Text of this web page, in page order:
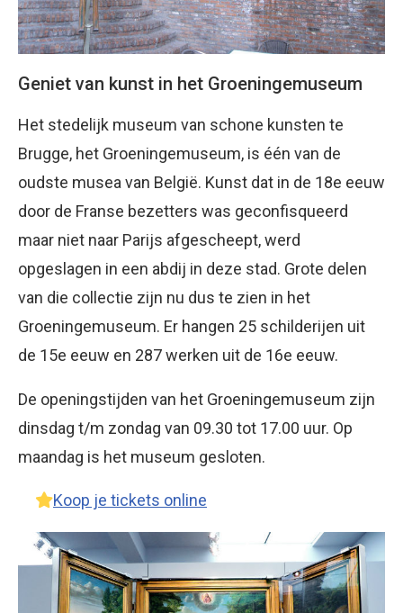
Geniet van kunst in het Groeningemuseum
Het stedelijk museum van schone kunsten te
Brugge, het Groeningemuseum, is één van de
oudste musea van België. Kunst dat in de 18e eeuw
door de Franse bezetters was geconfisqueerd
maar niet naar Parijs afgescheept, werd
opgeslagen in een abdij in deze stad. Grote delen
van die collectie zijn nu dus te zien in het
Groeningemuseum. Er hangen 25 schilderijen uit
de 15e eeuw en 287 werken uit de 16e eeuw.
De openingstijden van het Groeningemuseum zijn
dinsdag t/m zondag van 09.30 tot 17.00 uur. Op
maandag is het museum gesloten.
Koop je tickets online